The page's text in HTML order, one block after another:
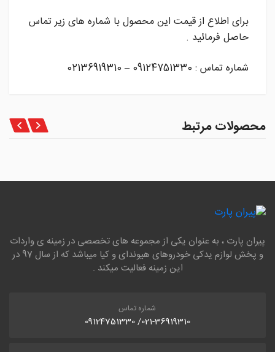
برای اطلاع از قیمت این محصول با شماره های زیر تماس
حاصل فرمائید .
شماره تماس : 09124751330 – 02136919310
محصولات مرتبط
پیران پارت ، به عنوان یکی از مجموعه های تخصصی در زمینه ی واردات
و پخش لوازم یدکی خودروهای هیوندای و کیا میباشد که از سال 97 در
این زمینه فعالیت میکند .
شماره تماس
021-36919310/ 09124751330